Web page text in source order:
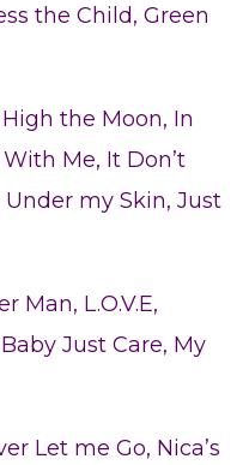
the Child, Green
the Moon, In
Me, It Don’t
Under my Skin, Just
Man, L.O.V.E,
Just Care, My
Let me Go, Nica’s